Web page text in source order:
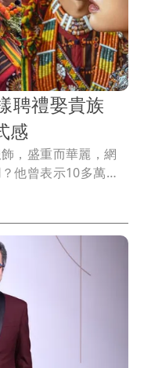
聘禮娶貴族
感
，盛重而華麗，網
他曾表示10多萬跑